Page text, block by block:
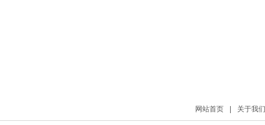
网站首页 关于我们